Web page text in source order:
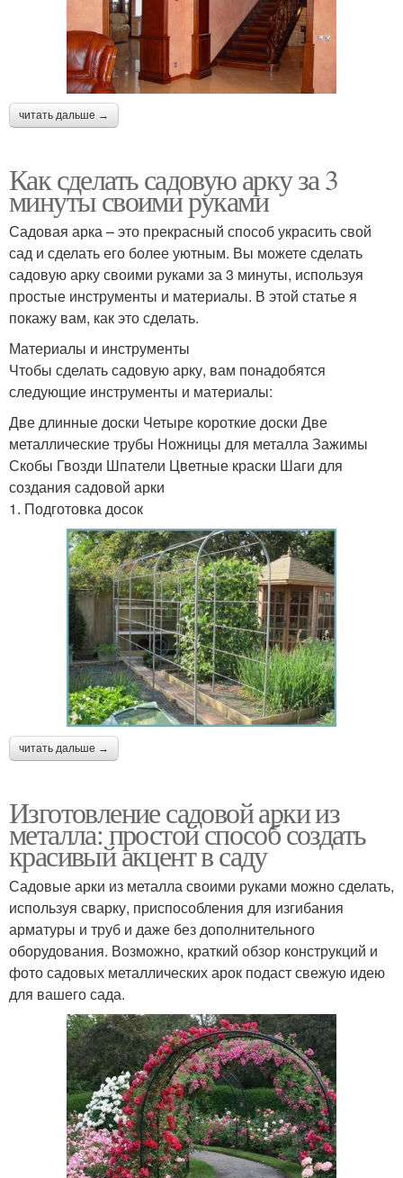
читать дальше →
Как сделать садовую арку за 3
минуты своими руками
Садовая арка – это прекрасный способ украсить свой
сад и сделать его более уютным. Вы можете сделать
садовую арку своими руками за 3 минуты, используя
простые инструменты и материалы. В этой статье я
покажу вам, как это сделать.
Материалы и инструменты
Чтобы сделать садовую арку, вам понадобятся
следующие инструменты и материалы:
Две длинные доски Четыре короткие доски Две
металлические трубы Ножницы для металла Зажимы
Скобы Гвозди Шпатели Цветные краски Шаги для
создания садовой арки
1. Подготовка досок
читать дальше →
Изготовление садовой арки из
металла: простой способ создать
красивый акцент в саду
Садовые арки из металла своими руками можно сделать,
используя сварку, приспособления для изгибания
арматуры и труб и даже без дополнительного
оборудования. Возможно, краткий обзор конструкций и
фото садовых металлических арок подаст свежую идею
для вашего сада.